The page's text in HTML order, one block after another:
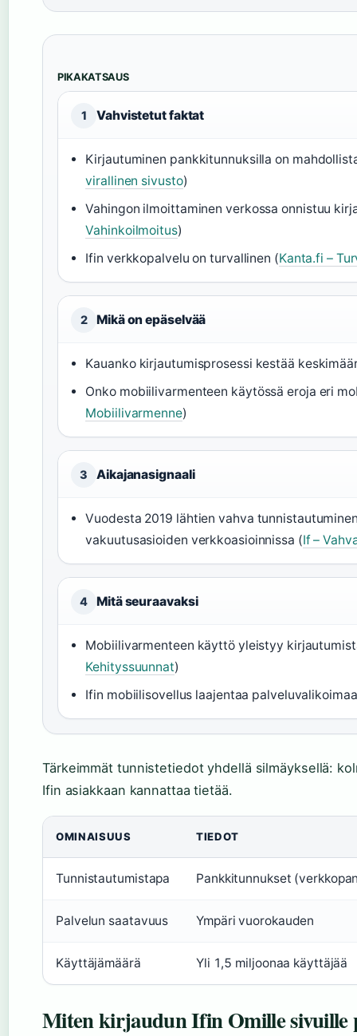
PIKAKATSAUS
1 Vahvistetut faktat
Kirjautuminen pankkitunnuksilla on
virallinen sivusto)
Vahingon ilmoittaminen verkossa onnistuu
Vahinkoilmoitus)
Ifin verkkopalvelu on turvallinen (Kanta.fi –
2 Mikä on epäselvää
Kauanko kirjautumisprosessi kestää
Onko mobiilivarmenteen käytössä eroja eri
Mobiilivarmenne)
3 Aikajanasignaali
Vuodesta 2019 lähtien vahva
vakuutusasioiden verkkoasioinnissa (If –
4 Mitä seuraavaksi
Mobiilivarmenteen käyttö yleistyy
Kehityssuunnat)
Ifin mobiilisovellus laajentaa
Tärkeimmät tunnistetiedot yhdellä silmäyksellä:
Ifin asiakkaan kannattaa tietää.
OMINAISUUS TIEDOT
Tunnistautumistapa Pankkitunnukset
Palvelun saatavuus Ympäri vuorokauden
Käyttäjämäärä Yli 1,5 miljoonaa käyttäjää
Miten kirjaudun Ifin Omille sivuille